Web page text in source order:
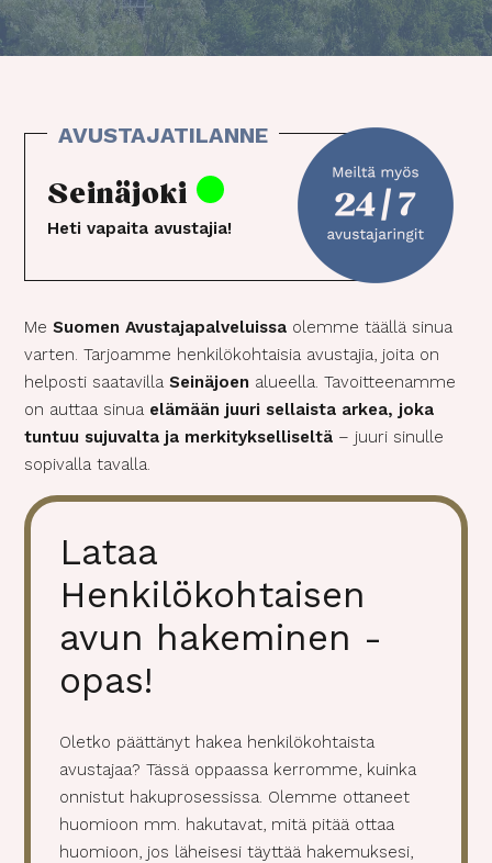
Seinäjoki
Heti vapaita avustajia!
MeSuomen Avustajapalveluissa olemme täällä sinua
varten. Tarjoamme henkilökohtaisia avustajia, joita on
helposti saatavillaSeinäjoen alueella. Tavoitteenamme
on auttaa sinua elämään juuri sellaista arkea, joka
tuntuu sujuvalta ja merkitykselliseltä – juuri sinulle
sopivalla tavalla.
Lataa
Henkilökohtaisen
avun hakeminen -
opas!
Oletko päättänyt hakea henkilökohtaista
avustajaa? Tässä oppaassa kerromme, kuinka
onnistut hakuprosessissa. Olemme ottaneet
huomioon mm. hakutavat, mitä pitää ottaa
huomioon, jos läheisesi täyttää hakemuksesi,